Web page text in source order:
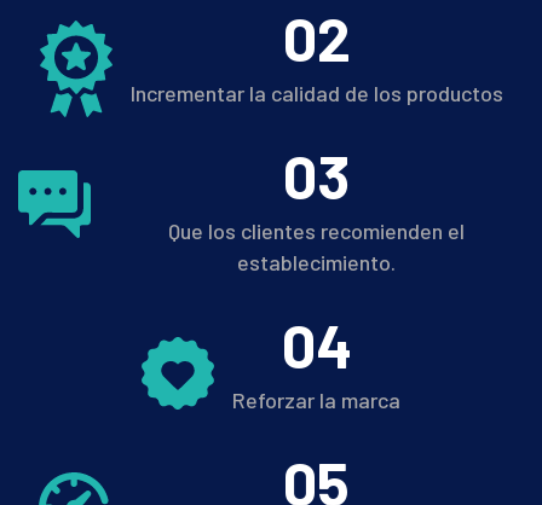
02
Incrementar la calidad de los productos
03
Que los clientes recomienden el
establecimiento.
04
Reforzar la marca
05